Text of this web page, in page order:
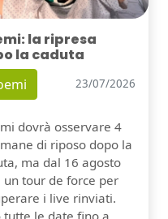
la ripresa
la caduta
23/07/2026
dovrà osservare 4
di riposo dopo la
ma dal 16 agosto
un tour de force per
i live rinviati.
tutte le date fino a